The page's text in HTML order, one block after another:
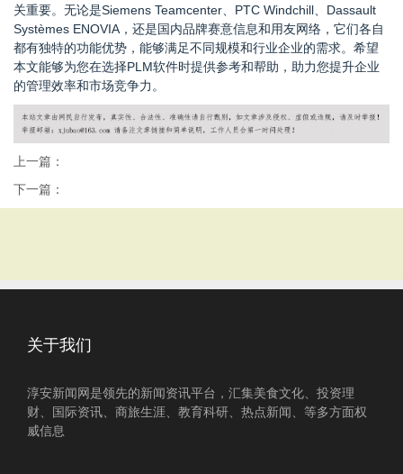
关重要。无论是Siemens Teamcenter、PTC Windchill、Dassault
Systèmes ENOVIA，还是国内品牌赛意信息和用友网络，它们各自
都有独特的功能优势，能够满足不同规模和行业企业的需求。希望
本文能够为您在选择PLM软件时提供参考和帮助，助力您提升企业
的管理效率和市场竞争力。
上一篇：
下一篇：
关于我们
淳安新闻网是领先的新闻资讯平台，汇集美食文化、投资理
财、国际资讯、商旅生涯、教育科研、热点新闻、等多方面权
威信息